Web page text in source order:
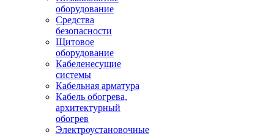
оборудование
Средства
безопасности
Щитовое
оборудование
Кабеленесущие
системы
Кабельная арматура
Кабель обогрева,
архитектурный
обогрев
Электроустановочные